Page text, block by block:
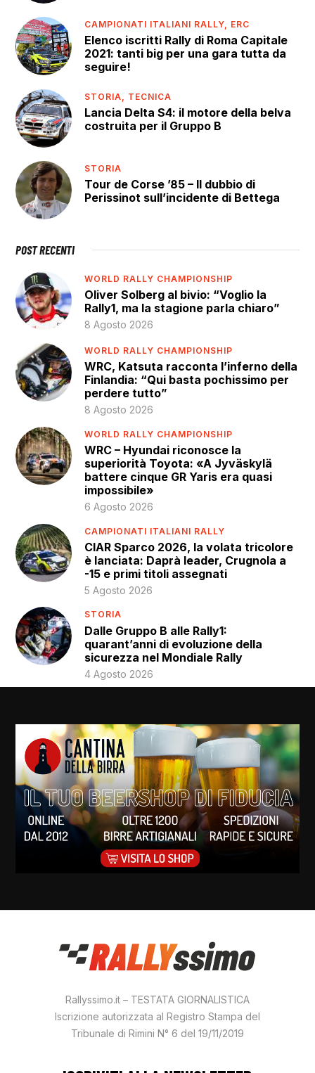
CAMPIONATI ITALIANI RALLY, ERC
Elenco iscritti Rally di Roma Capitale
2021: tanti big per una gara tutta da
seguire!
STORIA, TECNICA
Lancia Delta S4: il motore della belva
costruita per il Gruppo B
STORIA
Tour de Corse ’85 – Il dubbio di
Perissinot sull’incidente di Bettega
POST RECENTI
WORLD RALLY CHAMPIONSHIP
Oliver Solberg al bivio: “Voglio la
Rally1, ma la stagione parla chiaro”
8 Agosto 2026
WORLD RALLY CHAMPIONSHIP
WRC, Katsuta racconta l’inferno della
Finlandia: “Qui basta pochissimo per
perdere tutto”
8 Agosto 2026
WORLD RALLY CHAMPIONSHIP
WRC – Hyundai riconosce la
superiorità Toyota: «A Jyväskylä
battere cinque GR Yaris era quasi
impossibile»
6 Agosto 2026
CAMPIONATI ITALIANI RALLY
CIAR Sparco 2026, la volata tricolore
è lanciata: Daprà leader, Crugnola a
-15 e primi titoli assegnati
5 Agosto 2026
STORIA
Dalle Gruppo B alle Rally1:
quarant’anni di evoluzione della
sicurezza nel Mondiale Rally
4 Agosto 2026
Rallyssimo.it – TESTATA GIORNALISTICA
Iscrizione autorizzata al Registro Stampa del
Tribunale di Rimini N° 6 del 19/11/2019